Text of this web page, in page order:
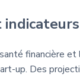
financière
up. Des